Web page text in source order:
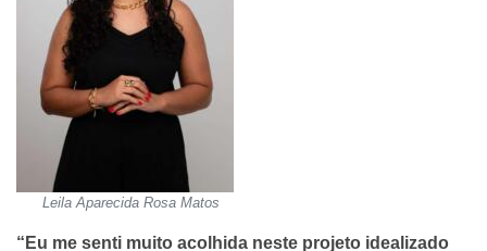
Leila Aparecida Rosa Matos
“Eu me senti muito acolhida neste projeto idealizado